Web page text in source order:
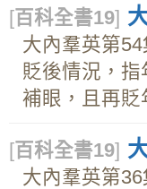
[百科全書19]
大內羣英第
貶後情況，
補眼，且再
[百科全書19]
大內羣英第